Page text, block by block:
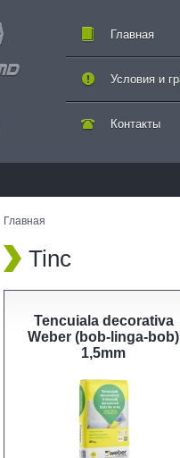
Главная
Контакты
Условия и
Главная
Tinc
Tencuiala decorativa
Weber (bob-linga-bob)
1,5mm